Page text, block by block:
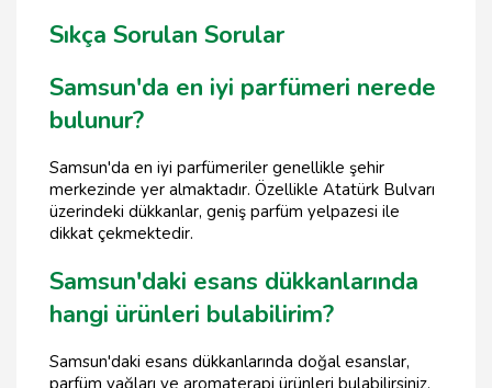
Sıkça Sorulan Sorular
Samsun'da en iyi parfümeri nerede
bulunur?
Samsun'da en iyi parfümeriler genellikle şehir
merkezinde yer almaktadır. Özellikle Atatürk Bulvarı
üzerindeki dükkanlar, geniş parfüm yelpazesi ile
dikkat çekmektedir.
Samsun'daki esans dükkanlarında
hangi ürünleri bulabilirim?
Samsun'daki esans dükkanlarında doğal esanslar,
parfüm yağları ve aromaterapi ürünleri bulabilirsiniz.